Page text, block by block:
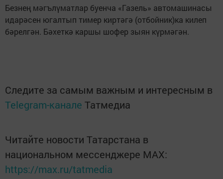
Безнең мәгълүматлар буенча «Газель» автомашинасы
идарәсен югалтып тимер киртәгә (отбойник)ка килеп
бәрелгән. Бәхеткә каршы шофер зыян күрмәгән.
Следите за самым важным и интересным в
Telegram-канале Татмедиа
Читайте новости Татарстана в
национальном мессенджере MАХ:
https://max.ru/tatmedia